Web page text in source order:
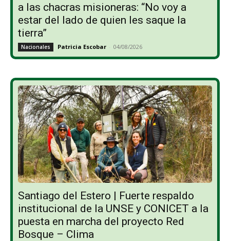
a las chacras misioneras: “No voy a
estar del lado de quien les saque la
tierra”
Nacionales Patricia Escobar - 04/08/2026
Santiago del Estero | Fuerte respaldo
institucional de la UNSE y CONICET a la
puesta en marcha del proyecto Red
Bosque – Clima